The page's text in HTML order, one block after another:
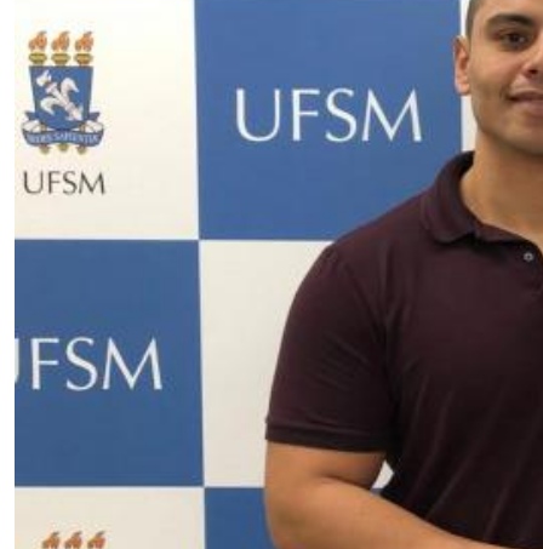
Controladoria-Geral da União
Ministério da Mulher, da Família e dos Direitos Humanos
Gabinete de Segurança Institucional
Planalto